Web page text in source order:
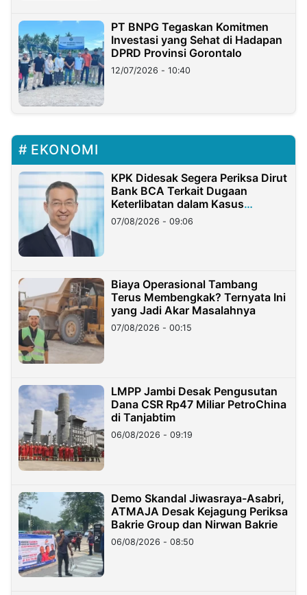
PT BNPG Tegaskan Komitmen
Investasi yang Sehat di Hadapan
DPRD Provinsi Gorontalo
12/07/2026 - 10:40
EKONOMI
KPK Didesak Segera Periksa Dirut
Bank BCA Terkait Dugaan
Keterlibatan dalam Kasus
Hilangnya Dana Nasabah Rp2,58
Miliar
07/08/2026 - 09:06
Biaya Operasional Tambang
Terus Membengkak? Ternyata Ini
yang Jadi Akar Masalahnya
07/08/2026 - 00:15
LMPP Jambi Desak Pengusutan
Dana CSR Rp47 Miliar PetroChina
di Tanjabtim
06/08/2026 - 09:19
Demo Skandal Jiwasraya-Asabri,
ATMAJA Desak Kejagung Periksa
Bakrie Group dan Nirwan Bakrie
06/08/2026 - 08:50